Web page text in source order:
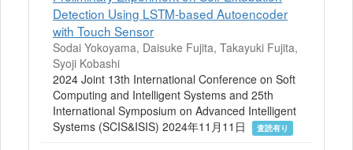
Detection Using LSTM-based Autoencoder
with Touch Sensor
Sodai Yokoyama, Daisuke Fujita, Takayuki Fujita,
Syoji Kobashi
2024 Joint 13th International Conference on Soft
Computing and Intelligent Systems and 25th
International Symposium on Advanced Intelligent
Systems (SCIS&ISIS) 2024年11月11日
査読有り